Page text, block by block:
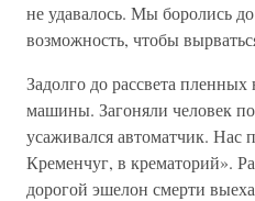
не удавалось. Мы боролись
возможность, чтобы
Задолго до рассвета
машины. Загоняли человек по
усаживался автоматчик. Нас
Кременчуг, в крематорий».
дорогой эшелон смерти